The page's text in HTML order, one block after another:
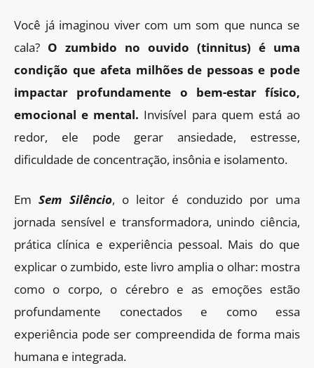
Você já imaginou viver com um som que nunca se
cala? O zumbido no ouvido (tinnitus) é uma
condição que afeta milhões de pessoas e pode
impactar profundamente o bem-estar físico,
emocional e mental. Invisível para quem está ao
redor, ele pode gerar ansiedade, estresse,
dificuldade de concentração, insônia e isolamento.
EmSem Silêncio, o leitor é conduzido por uma
jornada sensível e transformadora, unindo ciência,
prática clínica e experiência pessoal. Mais do que
explicar o zumbido, este livro amplia o olhar: mostra
como o corpo, o cérebro e as emoções estão
profundamente conectados e como essa
experiência pode ser compreendida de forma mais
humana e integrada.